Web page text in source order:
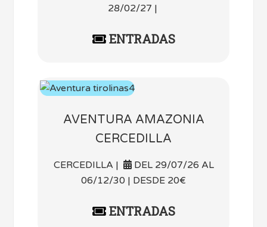
28/02/27 |
ENTRADAS
AVENTURA AMAZONIA
CERCEDILLA
CERCEDILLA |
DEL 29/07/26 AL
06/12/30 | DESDE 20€
ENTRADAS